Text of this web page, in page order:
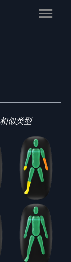
Main
相似类型